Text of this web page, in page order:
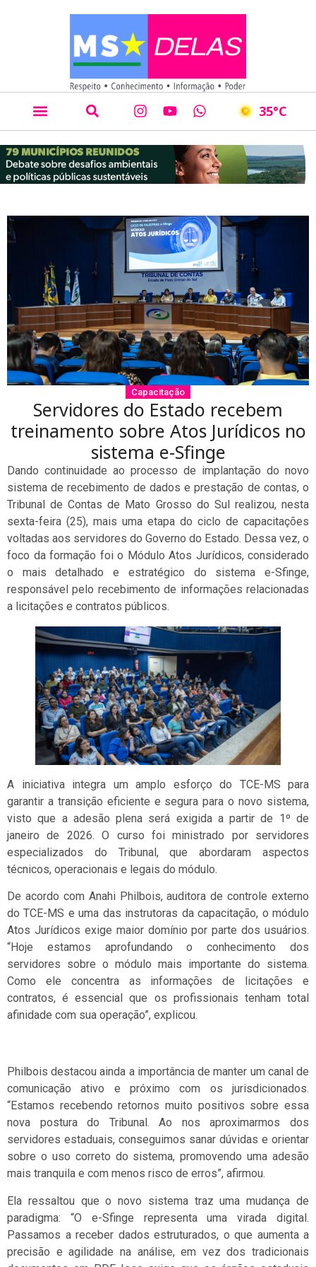
35°C
Capacitação
Servidores do Estado recebem
treinamento sobre Atos Jurídicos no
sistema e-Sfinge
Dando continuidade ao processo de implantação do novo
sistema de recebimento de dados e prestação de contas, o
Tribunal de Contas de Mato Grosso do Sul realizou, nesta
sexta-feira (25), mais uma etapa do ciclo de capacitações
voltadas aos servidores do Governo do Estado. Dessa vez, o
foco da formação foi o Módulo Atos Jurídicos, considerado
o mais detalhado e estratégico do sistema e-Sfinge,
responsável pelo recebimento de informações relacionadas
a licitações e contratos públicos.
A iniciativa integra um amplo esforço do TCE-MS para
garantir a transição eficiente e segura para o novo sistema,
visto que a adesão plena será exigida a partir de 1º de
janeiro de 2026. O curso foi ministrado por servidores
especializados do Tribunal, que abordaram aspectos
técnicos, operacionais e legais do módulo.
De acordo com Anahi Philbois, auditora de controle externo
do TCE-MS e uma das instrutoras da capacitação, o módulo
Atos Jurídicos exige maior domínio por parte dos usuários.
“Hoje estamos aprofundando o conhecimento dos
servidores sobre o módulo mais importante do sistema.
Como ele concentra as informações de licitações e
contratos, é essencial que os profissionais tenham total
afinidade com sua operação”, explicou.
Philbois destacou ainda a importância de manter um canal de
comunicação ativo e próximo com os jurisdicionados.
“Estamos recebendo retornos muito positivos sobre essa
nova postura do Tribunal. Ao nos aproximarmos dos
servidores estaduais, conseguimos sanar dúvidas e orientar
sobre o uso correto do sistema, promovendo uma adesão
mais tranquila e com menos risco de erros”, afirmou.
Ela ressaltou que o novo sistema traz uma mudança de
paradigma: “O e-Sfinge representa uma virada digital.
Passamos a receber dados estruturados, o que aumenta a
precisão e agilidade na análise, em vez dos tradicionais